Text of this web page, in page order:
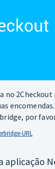
no
por
URL
aplicação